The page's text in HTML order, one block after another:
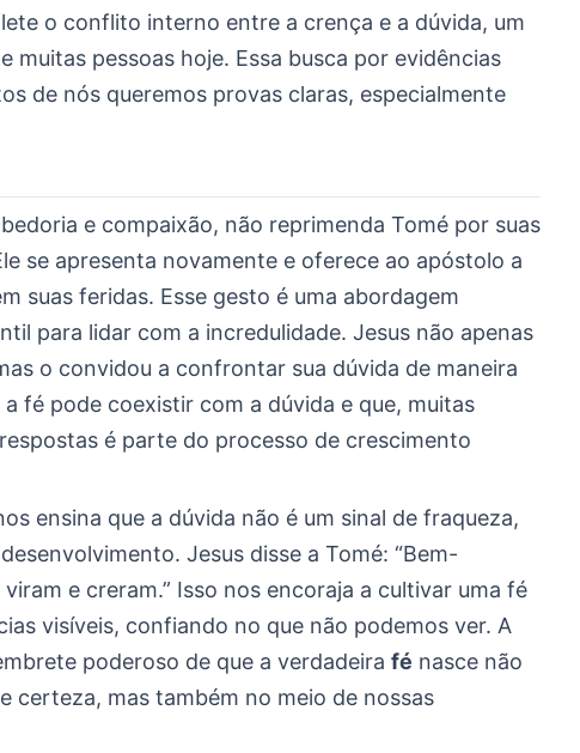
o conflito interno entre a crença e a dúvida, um
muitas pessoas hoje. Essa busca por evidências
de nós queremos provas claras, especialmente
e compaixão, não reprimenda Tomé por suas
se apresenta novamente e oferece ao apóstolo a
suas feridas. Esse gesto é uma abordagem
para lidar com a incredulidade. Jesus não apenas
o convidou a confrontar sua dúvida de maneira
fé pode coexistir com a dúvida e que, muitas
é parte do processo de crescimento
ensina que a dúvida não é um sinal de fraqueza,
Jesus disse a Tomé: “Bem-
e creram.” Isso nos encoraja a cultivar uma fé
visíveis, confiando no que não podemos ver. A
poderoso de que a verdadeira fé nasce não
certeza, mas também no meio de nossas